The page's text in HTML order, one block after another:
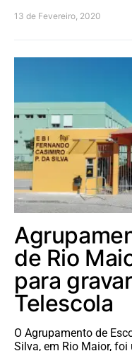
13 de Fevereiro, 2020
de Rio
para
Telescola
O Agrupamento de
Silva, em Rio Maior,